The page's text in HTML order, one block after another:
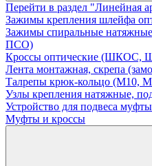
Перейти в раздел "Линейная
Зажимы крепления шлейфа
Зажимы спиральные
ПСО)
Кроссы оптические
Лента монтажная, скрепа
Талрепы крюк-кольцо (М10,
Узлы крепления натяжные,
Устройство для подвеса
Муфты и кроссы